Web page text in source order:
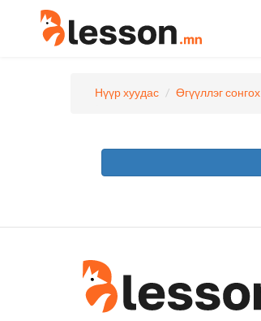
Нүүр хуудас Өгүүллэг сонгох